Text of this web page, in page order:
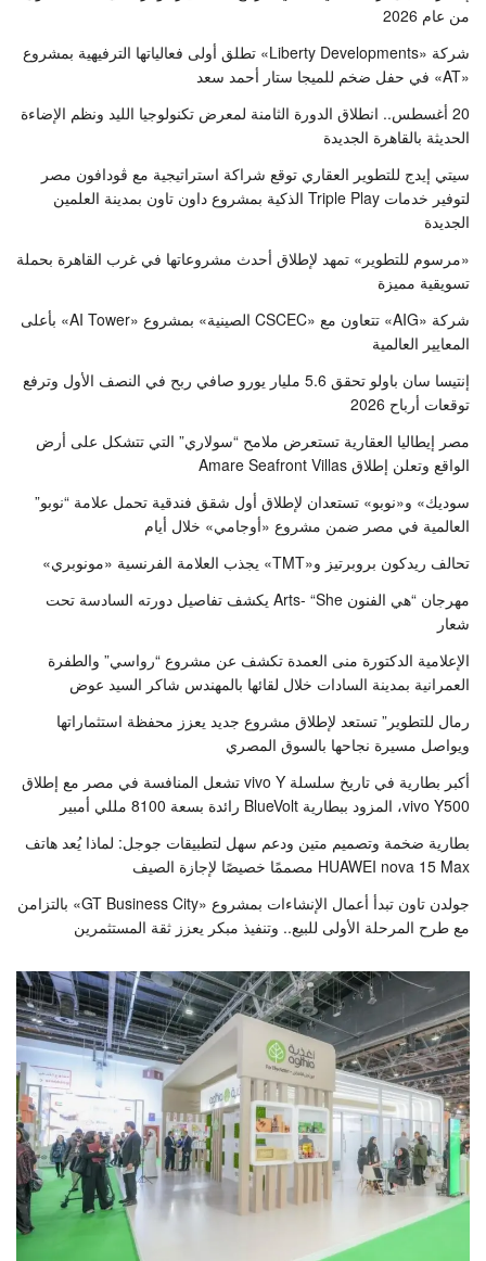
من عام 2026
شركة «Liberty Developments» تطلق أولى فعالياتها الترفيهية بمشروع
«AT» في حفل ضخم للميجا ستار أحمد سعد
20 أغسطس.. انطلاق الدورة الثامنة لمعرض تكنولوجيا الليد ونظم الإضاءة
الحديثة بالقاهرة الجديدة
سيتي إيدج للتطوير العقاري توقع شراكة استراتيجية مع ڤودافون مصر
لتوفير خدمات Triple Play الذكية بمشروع داون تاون بمدينة العلمين
الجديدة
«مرسوم للتطوير» تمهد لإطلاق أحدث مشروعاتها في غرب القاهرة بحملة
تسويقية مميزة
شركة «AIG» تتعاون مع «CSCEC الصينية» بمشروع «AI Tower» بأعلى
المعايير العالمية
إنتيسا سان باولو تحقق 5.6 مليار يورو صافي ربح في النصف الأول وترفع
توقعات أرباح 2026
مصر إيطاليا العقارية تستعرض ملامح “سولاري” التي تتشكل على أرض
الواقع وتعلن إطلاق Amare Seafront Villas
سوديك» و«نوبو» تستعدان لإطلاق أول شقق فندقية تحمل علامة “نوبو”
العالمية في مصر ضمن مشروع «أوجامي» خلال أيام
تحالف ريدكون بروبرتيز و«TMT» يجذب العلامة الفرنسية «مونوبري»
مهرجان “هي الفنون Arts- “She يكشف تفاصيل دورته السادسة تحت
شعار
الإعلامية الدكتورة منى العمدة تكشف عن مشروع “رواسي” والطفرة
العمرانية بمدينة السادات خلال لقائها بالمهندس شاكر السيد عوض
رمال للتطوير” تستعد لإطلاق مشروع جديد يعزز محفظة استثماراتها
ويواصل مسيرة نجاحها بالسوق المصري
أكبر بطارية في تاريخ سلسلة vivo Y تشعل المنافسة في مصر مع إطلاق
vivo Y500، المزود ببطارية BlueVolt رائدة بسعة 8100 مللي أمبير
بطارية ضخمة وتصميم متين ودعم سهل لتطبيقات جوجل: لماذا يُعد هاتف
HUAWEI nova 15 Max مصممًا خصيصًا لإجازة الصيف
جولدن تاون تبدأ أعمال الإنشاءات بمشروع «GT Business City» بالتزامن
مع طرح المرحلة الأولى للبيع.. وتنفيذ مبكر يعزز ثقة المستثمرين